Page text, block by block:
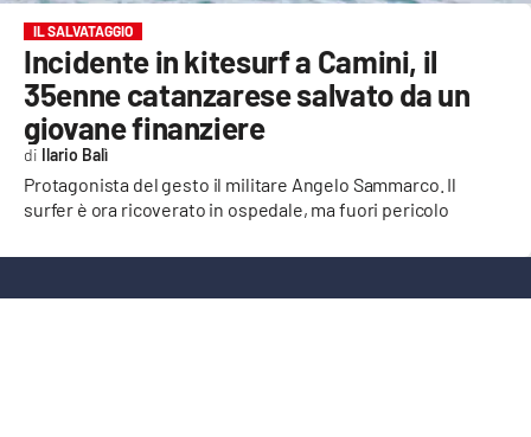
LAC TV
LAC NETWORK
LAC ONAIR
LaC
Network
LACTV.IT
IL SALVATAGGIO
Incidente in kitesurf a Camini, il
35enne catanzarese salvato da un
giovane finanziere
Protagonista del gesto il militare Angelo Sammarco. Il
surfer è ora ricoverato in ospedale, ma fuori pericolo
Ilario Balì